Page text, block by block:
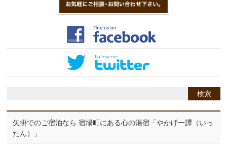
矢掛でのご宿泊なら 宿場町にある心の湯宿「やかげ一譚（いっ
たん）」